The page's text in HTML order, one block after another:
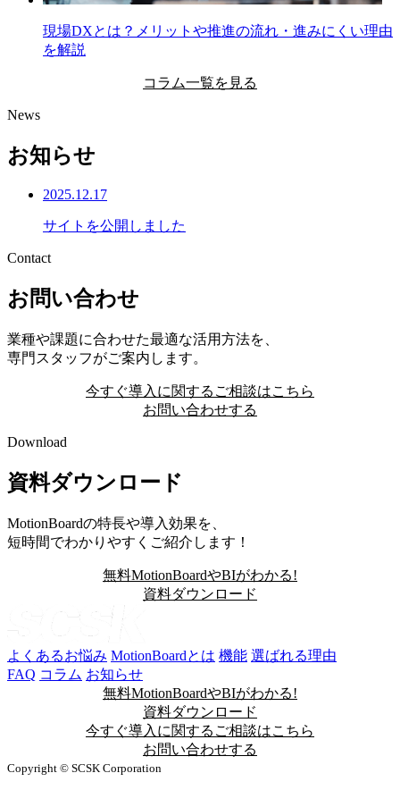
現場DXとは？メリットや推進の流れ・進みにくい理由
を解説
コラム一覧を見る
News
お知らせ
2025.12.17
サイトを公開しました
Contact
お問い合わせ
業種や課題に合わせた最適な活用方法を、
専門スタッフがご案内します。
今すぐ導入に関するご相談はこちら
お問い合わせする
Download
資料ダウンロード
MotionBoardの特長や導入効果を、
短時間でわかりやすくご紹介します！
無料MotionBoardやBIがわかる!
資料ダウンロード
よくあるお悩み MotionBoardとは 機能 選ばれる理由
FAQ コラム お知らせ
無料MotionBoardやBIがわかる!
資料ダウンロード
今すぐ導入に関するご相談はこちら
お問い合わせする
Copyright © SCSK Corporation